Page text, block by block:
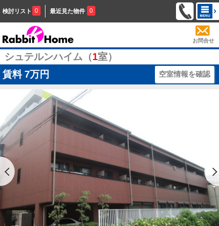
検討リスト 0 最近見た物件 0
お問合せ
シュテルンハイム（1室）
賃料 7万円 空室情報を確認